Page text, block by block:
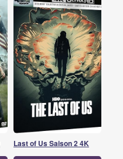
Last of Us Saison 2 4K